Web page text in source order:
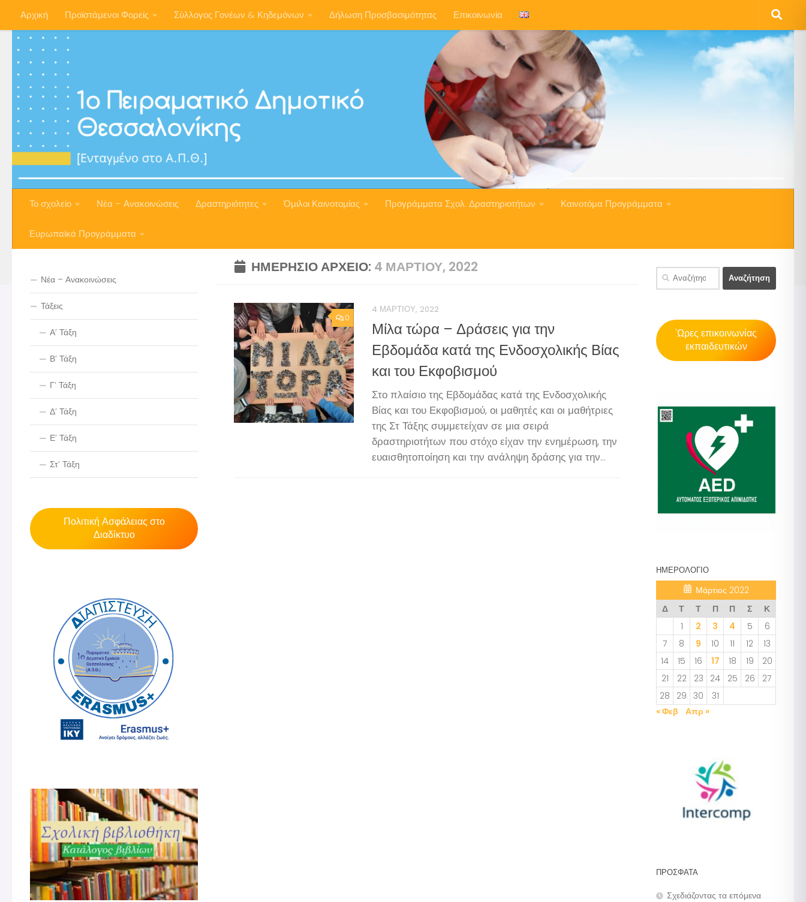
Skip to content
Αρχική Προϊστάμενοι Φορείς Σύλλογος Γονέων & Κηδεμόνων Δήλωση Προσβασιμότητας Επικοινωνία
Το σχολείο Νέα – Ανακοινώσεις Δραστηριότητες Όμιλοι Καινοτομίας Προγράμματα Σχολ. Δραστηριοτήτων Καινοτόμα Προγράμματα
Ευρωπαϊκά Προγράμματα
ΗΜΕΡΉΣΙΟ ΑΡΧΕΊΟ: 4 ΜΑΡΤΊΟΥ, 2022
0
4 ΜΑΡΤΊΟΥ, 2022
Μίλα τώρα – Δράσεις για την
Εβδομάδα κατά της Ενδοσχολικής Βίας
και του Εκφοβισμού
Στο πλαίσιο της Εβδομάδας κατά της Ενδοσχολικής
Βίας και του Εκφοβισμού, οι μαθητές και οι μαθήτριες
της Στ Τάξης συμμετείχαν σε μια σειρά
δραστηριοτήτων που στόχο είχαν την ενημέρωση, την
ευαισθητοποίηση και την ανάληψη δράσης για την...
Νέα – Ανακοινώσεις
Τάξεις
Α’ Τάξη
Β’ Τάξη
Γ’ Τάξη
Δ’ Τάξη
Ε’ Τάξη
Στ’ Τάξη
Πολιτική Ασφάλειας στο
Διαδίκτυο
Αναζήτηση
για:
'Ωρες επικοινωνίας
εκπαιδευτικών
ΗΜΕΡΟΛΌΓΙΟ
Μάρτιος 2022
Δ
Τ Τ Π Π Σ
Κ
1
2 3 4 5
6
7
8 9 10 11 12
13
14
15 16 17 18 19
20
21
22 23 24 25 26
27
28
29 30
31
« Φεβ
Απρ »
ΠΡΌΣΦΑΤΑ
Σχεδιάζοντας τα επόμενα